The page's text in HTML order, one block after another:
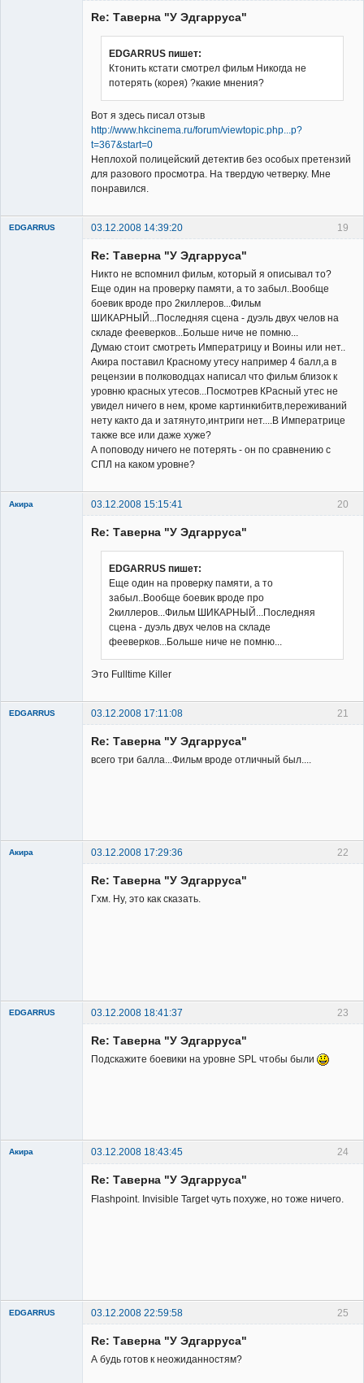
Re: Таверна "У Эдгарруса"
EDGARRUS пишет:
Ктонить кстати смотрел фильм Никогда не
потерять (корея) ?какие мнения?
Вот я здесь писал отзыв
http://www.hkcinema.ru/forum/viewtopic.php...p?
t=367&start=0
Неплохой полицейский детектив без особых претензий
для разового просмотра. На твердую четверку. Мне
понравился.
19
EDGARRUS
03.12.2008 14:39:20
Re: Таверна "У Эдгарруса"
Никто не вспомнил фильм, который я описывал то?
Еще один на проверку памяти, а то забыл..Вообще
боевик вроде про 2киллеров...Фильм
ШИКАРНЫЙ...Последняя сцена - дуэль двух челов на
складе фееверков...Больше ниче не помню...
Думаю стоит смотреть Императрицу и Воины или нет..
Акира поставил Красному утесу например 4 балл,а в
рецензии в полководцах написал что фильм близок к
уровню красных утесов...Посмотрев КРасный утес не
увидел ничего в нем, кроме картинкибитв,переживаний
нету както да и затянуто,интриги нет....В Императрице
также все или даже хуже?
А поповоду ничего не потерять - он по сравнению с
СПЛ на каком уровне?
20
Акира 03.12.2008 15:15:41
Re: Таверна "У Эдгарруса"
EDGARRUS пишет:
Еще один на проверку памяти, а то
забыл..Вообще боевик вроде про
2киллеров...Фильм ШИКАРНЫЙ...Последняя
сцена - дуэль двух челов на складе
фееверков...Больше ниче не помню...
Это Fulltime Killer
21
EDGARRUS
03.12.2008 17:11:08
Re: Таверна "У Эдгарруса"
всего три балла...Фильм вроде отличный был....
22
Акира 03.12.2008 17:29:36
Re: Таверна "У Эдгарруса"
Гхм. Ну, это как сказать.
23
EDGARRUS
03.12.2008 18:41:37
Re: Таверна "У Эдгарруса"
Подскажите боевики на уровне SPL чтобы были
24
Акира 03.12.2008 18:43:45
Re: Таверна "У Эдгарруса"
Flashpoint. Invisible Target чуть похуже, но тоже ничего.
25
EDGARRUS
03.12.2008 22:59:58
Re: Таверна "У Эдгарруса"
А будь готов к неожиданностям?